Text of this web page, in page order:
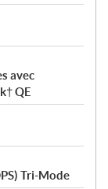
avec
QE
Tri-Mode